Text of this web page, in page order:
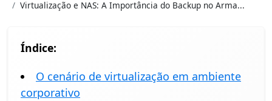
Virtualização e NAS: A Importância do Backup no Arma...
Índice:
O cenário de virtualização em ambiente
corporativo